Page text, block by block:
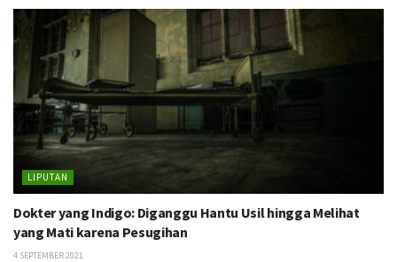
LIPUTAN
Dokter yang Indigo: Diganggu Hantu Usil hingga Melihat
yang Mati karena Pesugihan
4 SEPTEMBER 2021